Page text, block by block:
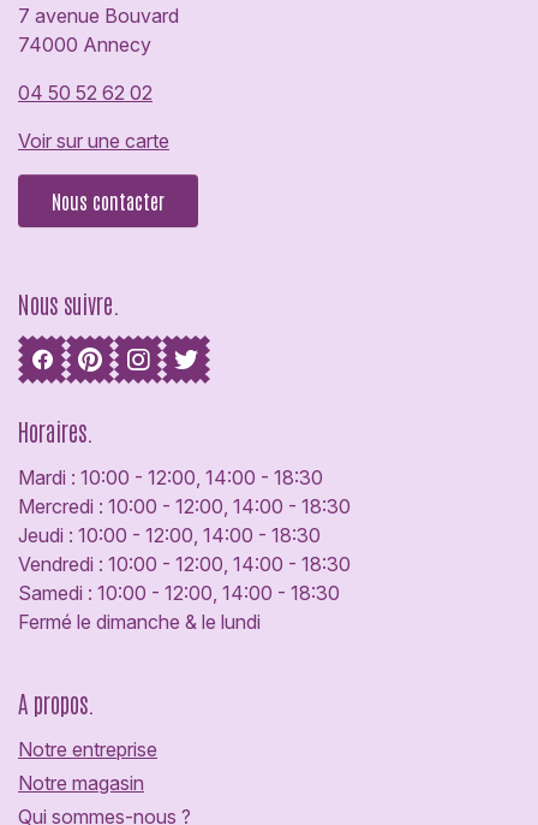
7 avenue Bouvard
74000 Annecy
04 50 52 62 02
Voir sur une carte
Nous contacter
Nous suivre.
Horaires.
Mardi : 10:00 - 12:00, 14:00 - 18:30
Mercredi : 10:00 - 12:00, 14:00 - 18:30
Jeudi : 10:00 - 12:00, 14:00 - 18:30
Vendredi : 10:00 - 12:00, 14:00 - 18:30
Samedi : 10:00 - 12:00, 14:00 - 18:30
Fermé le dimanche & le lundi
A propos.
Notre entreprise
Notre magasin
Qui sommes-nous ?